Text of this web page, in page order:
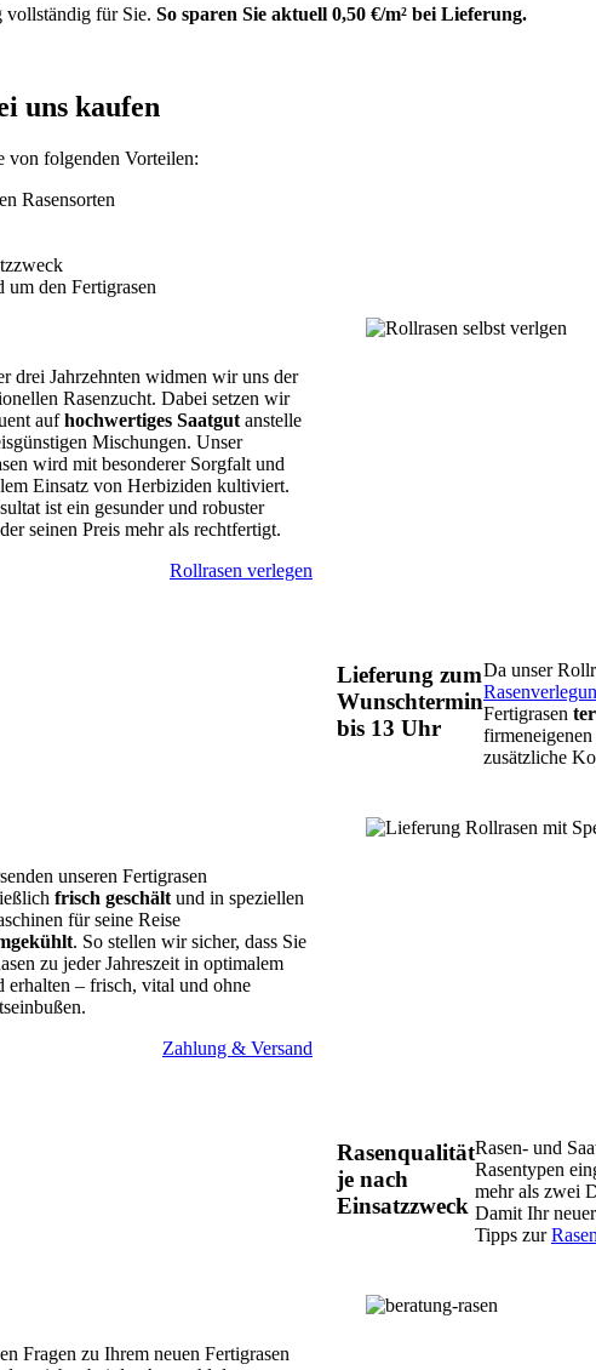
für Sie. So sparen Sie aktuell 0,50 €/m² bei Lieferung.
uns kaufen
von folgenden Vorteilen:
Rasensorten
um den Fertigrasen
drei Jahrzehnten widmen wir uns der
Rasenzucht. Dabei setzen wir
aufhochwertiges Saatgut anstelle
Mischungen. Unser
wird mit besonderer Sorgfalt und
Einsatz von Herbiziden kultiviert.
ist ein gesunder und robuster
seinen Preis mehr als rechtfertigt.
Rollrasen verlegen
Lieferung zum
Wunschtermin
bis 13 Uhr
Da unser
Fertigrasen
zusätzliche
unseren Fertigrasen
frisch geschält und in speziellen
für seine Reise
. So stellen wir sicher, dass Sie
zu jeder Jahreszeit in optimalem
erhalten – frisch, vital und ohne
Zahlung & Versand
Rasenqualität
je nach
Einsatzzweck
Rasen- und
Rasentypen
mehr als zwei
Damit Ihr
Tipps zur
Fragen zu Ihrem neuen Fertigrasen